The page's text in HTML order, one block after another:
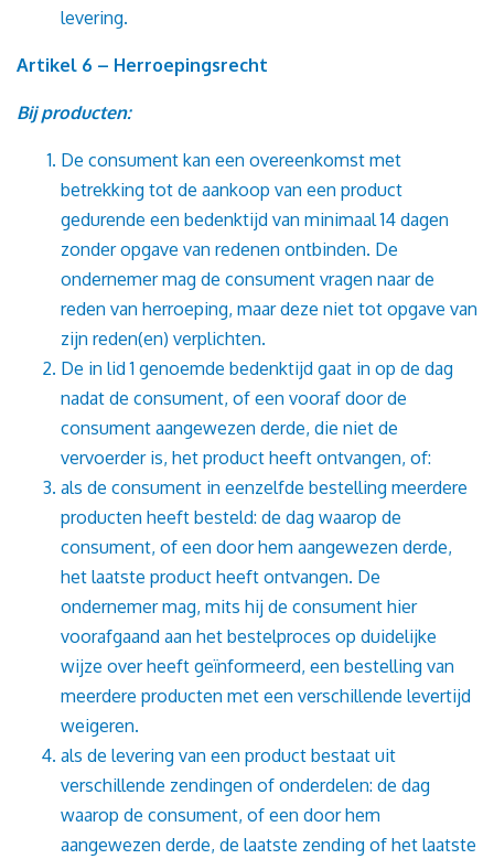
levering.
Artikel 6 – Herroepingsrecht
Bij producten:
De consument kan een overeenkomst met
betrekking tot de aankoop van een product
gedurende een bedenktijd van minimaal 14 dagen
zonder opgave van redenen ontbinden. De
ondernemer mag de consument vragen naar de
reden van herroeping, maar deze niet tot opgave van
zijn reden(en) verplichten.
De in lid 1 genoemde bedenktijd gaat in op de dag
nadat de consument, of een vooraf door de
consument aangewezen derde, die niet de
vervoerder is, het product heeft ontvangen, of:
als de consument in eenzelfde bestelling meerdere
producten heeft besteld: de dag waarop de
consument, of een door hem aangewezen derde,
het laatste product heeft ontvangen. De
ondernemer mag, mits hij de consument hier
voorafgaand aan het bestelproces op duidelijke
wijze over heeft geïnformeerd, een bestelling van
meerdere producten met een verschillende levertijd
weigeren.
als de levering van een product bestaat uit
verschillende zendingen of onderdelen: de dag
waarop de consument, of een door hem
aangewezen derde, de laatste zending of het laatste